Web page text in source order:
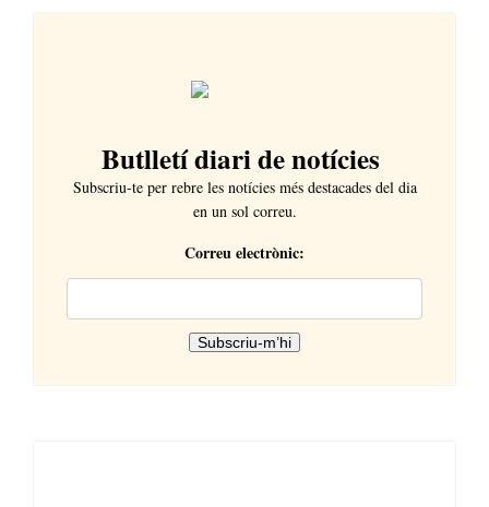
Butlletí diari de notícies
Subscriu-te per rebre les notícies més destacades del dia
en un sol correu.
Correu electrònic: